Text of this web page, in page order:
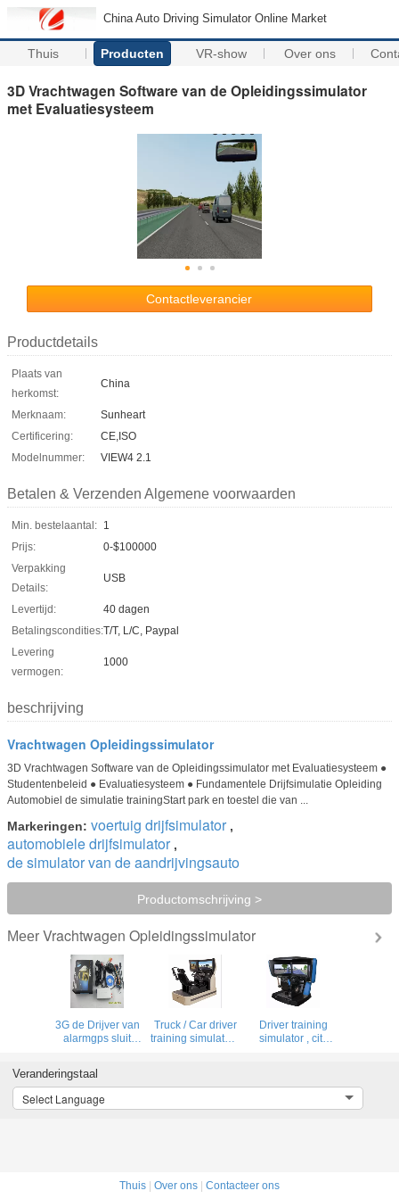
China Auto Driving Simulator Online Market
Thuis Producten VR-show Over ons
3D Vrachtwagen Software van de Opleidingssimulator
met Evaluatiesysteem
Contactleverancier
Productdetails
Plaats van
herkomst:
China
Merknaam:
Sunheart
Certificering:
CE,ISO
Modelnummer:
VIEW4 2.1
Betalen & Verzenden Algemene voorwaarden
Min. bestelaantal: 1
Prijs:
0-$100000
Verpakking
Details:
USB
Levertijd:
40 dagen
Betalingscondities:T/T, L/C, Paypal
Levering
vermogen:
1000
beschrijving
Vrachtwagen Opleidingssimulator
3D Vrachtwagen Software van de Opleidingssimulator met Evaluatiesysteem ●
Studentenbeleid ● Evaluatiesysteem ● Fundamentele Drijfsimulatie Opleiding
Automobiel de simulatie trainingStart park en toestel die van ...
Markeringen: voertuig drijfsimulator ,
automobiele drijfsimulator ,
de simulator van de aandrijvingsauto
Productomschrijving >
Meer Vrachtwagen Opleidingssimulator
3G de Drijver van
alarmgps sluit
Camera aan
Truck / Car driver
training simulator ,
Driver training
simulator , city
Veranderingstaal
Select Language
Thuis | Over ons | Contacteer ons